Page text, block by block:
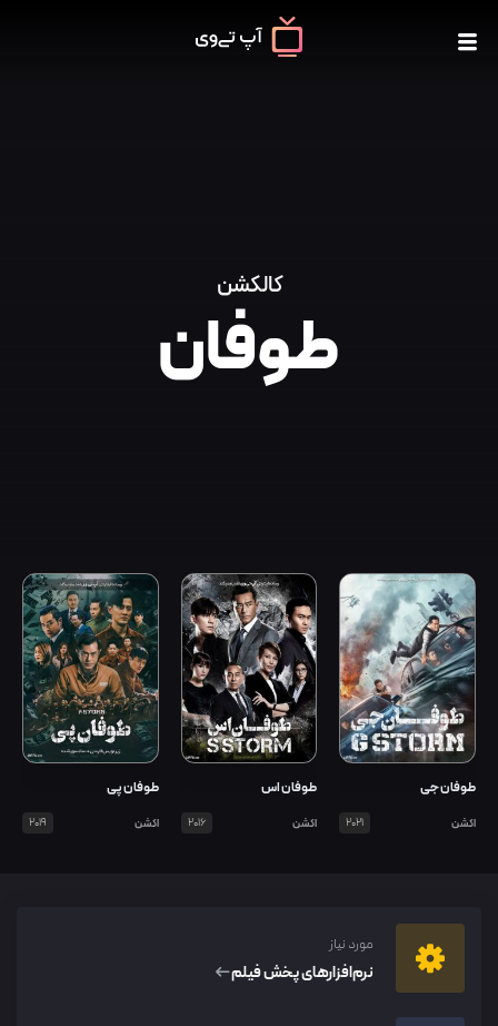
کالکشن
طوفان
طوفان جی
اکشن 2021
طوفان اس
اکشن 2016
طوفان پی
اکشن 2019
مورد نیاز
نرم‌افزار‌های پخش فیلم